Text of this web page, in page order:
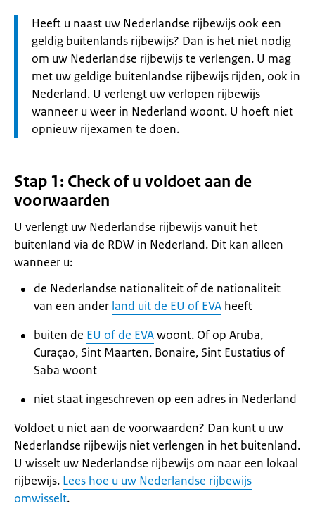
Let
op:
Heeft u naast uw Nederlandse rijbewijs ook een
geldig buitenlands rijbewijs? Dan is het niet nodig
om uw Nederlandse rijbewijs te verlengen. U mag
met uw geldige buitenlandse rijbewijs rijden, ook in
Nederland. U verlengt uw verlopen rijbewijs
wanneer u weer in Nederland woont. U hoeft niet
opnieuw rijexamen te doen.
Stap 1: Check of u voldoet aan de
voorwaarden
U verlengt uw Nederlandse rijbewijs vanuit het
buitenland via de RDW in Nederland. Dit kan alleen
wanneer u:
de Nederlandse nationaliteit of de nationaliteit
van een ander land uit de EU of EVA heeft
buiten de EU of de EVAwoont. Of op Aruba,
Curaçao, Sint Maarten, Bonaire, Sint Eustatius of
Saba woont
niet staat ingeschreven op een adres in Nederland
Voldoet u niet aan de voorwaarden? Dan kunt u uw
Nederlandse rijbewijs niet verlengen in het buitenland.
U wisselt uw Nederlandse rijbewijs om naar een lokaal
rijbewijs. Lees hoe u uw Nederlandse rijbewijs
omwisselt.